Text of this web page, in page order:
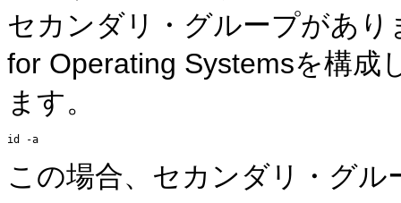
セカンダリ・グループがあり
for Operating Systemsを構成
ます。
この場合、セカンダリ・グ